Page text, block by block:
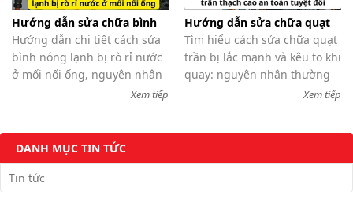
Hướng dẫn sửa chữa bình
nóng lạnh bị rò rỉ nước ở
mối nối ống
Hướng dẫn chi tiết cách sửa
bình nóng lạnh bị rò rỉ nước
ở mối nối ống, nguyên nhân
thường gặp và cách khắcXem tiếp
Hướng dẫn sửa chữa quạt
trần bị lắc mạnh và kêu to
khi quay
Tìm hiểu cách sửa chữa quạt
trần bị lắc mạnh và kêu to khi
quay: nguyên nhân thường
gặp, cách kiểm tra và khắcXem tiếp
DANH MỤC TIN TỨC
Tin tức